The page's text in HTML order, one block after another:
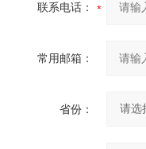
联系电话：
常用邮箱：
省份：